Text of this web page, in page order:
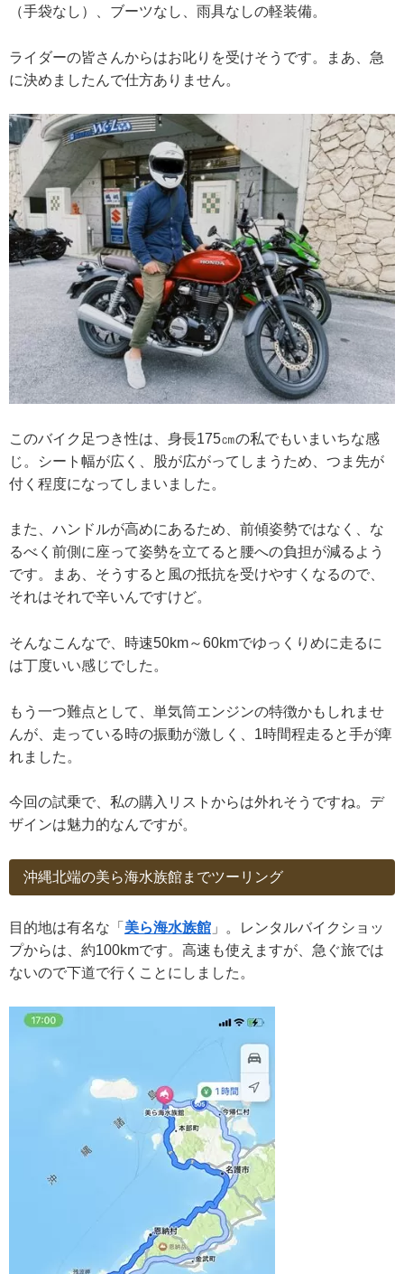
（手袋なし）、ブーツなし、雨具なしの軽装備。
ライダーの皆さんからはお叱りを受けそうです。まあ、急
に決めましたんで仕方ありません。
このバイク足つき性は、身長175㎝の私でもいまいちな感
じ。シート幅が広く、股が広がってしまうため、つま先が
付く程度になってしまいました。
また、ハンドルが高めにあるため、前傾姿勢ではなく、な
るべく前側に座って姿勢を立てると腰への負担が減るよう
です。まあ、そうすると風の抵抗を受けやすくなるので、
それはそれで辛いんですけど。
そんなこんなで、時速50km～60kmでゆっくりめに走るに
は丁度いい感じでした。
もう一つ難点として、単気筒エンジンの特徴かもしれませ
んが、走っている時の振動が激しく、1時間程走ると手が痺
れました。
今回の試乗で、私の購入リストからは外れそうですね。デ
ザインは魅力的なんですが。
沖縄北端の美ら海水族館までツーリング
目的地は有名な「 美ら海水族館 」。レンタルバイクショッ
プからは、約100kmです。高速も使えますが、急ぐ旅では
ないので下道で行くことにしました。